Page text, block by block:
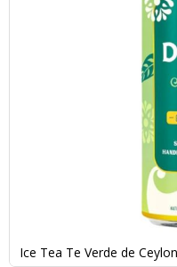
Ice Tea Te Verde de